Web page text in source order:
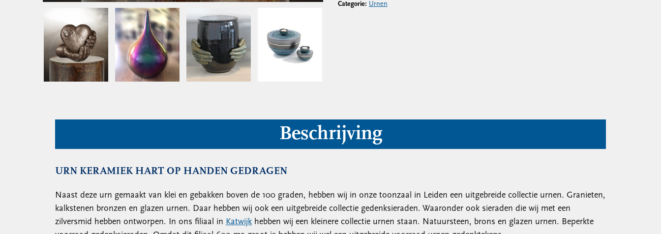
Categorie: Urnen
Beschrijving
URN KERAMIEK HART OP HANDEN GEDRAGEN
Naast deze urn gemaakt van klei en gebakken boven de 100 graden, hebben wij in onze toonzaal in Leiden een uitgebreide collectie urnen. Granieten,
kalkstenen bronzen en glazen urnen. Daar hebben wij ook een uitgebreide collectie gedenksieraden. Waaronder ook sieraden die wij met een
zilversmid hebben ontworpen. In ons filiaal in Katwijk hebben wij een kleinere collectie urnen staan. Natuursteen, brons en glazen urnen. Beperkte